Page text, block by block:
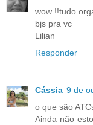
wow !!tudo
bjs pra vc
Lilian
Responder
Cássia 9 de
o que são
Ainda não